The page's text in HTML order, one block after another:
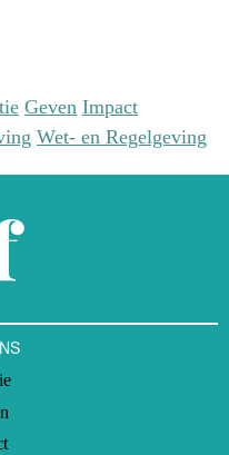
Geven Impact
Wet- en Regelgeving